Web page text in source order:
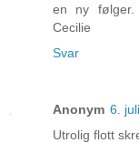
en ny følger.
Cecilie
Svar
Anonym 6.
Utrolig flott